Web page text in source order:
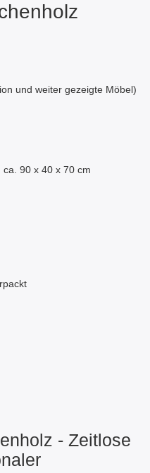
und weiter gezeigte Möbel)
90 x 40 x 70 cm
- Zeitlose